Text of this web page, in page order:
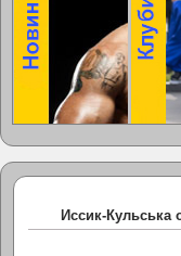
Иссик-Кульська